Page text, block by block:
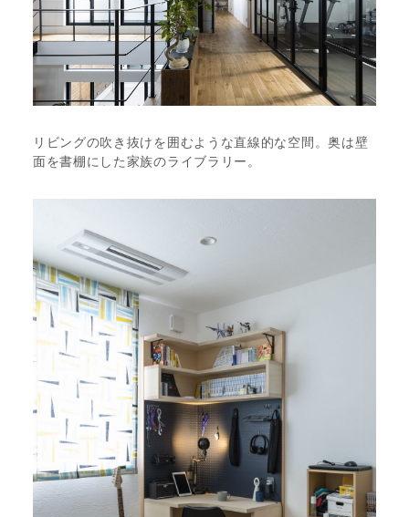
リビングの吹き抜けを囲むような直線的な空間。奥は壁
面を書棚にした家族のライブラリー。